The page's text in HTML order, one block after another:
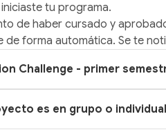
tu programa.
de haber cursado y
de forma automática. Se te
Challenge - primer
es en grupo o